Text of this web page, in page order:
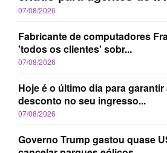
07/08/2026
Fabricante de computadores
'todos os clientes' sobr...
07/08/2026
Hoje é o último dia para garantir
desconto no seu ingresso...
07/08/2026
Governo Trump gastou quase